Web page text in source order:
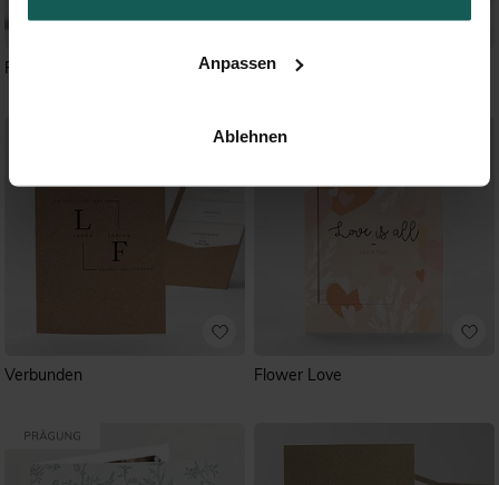
Anpassen
Ablehnen
Peace and Love Wild - Prägung
Verbunden Flower Love